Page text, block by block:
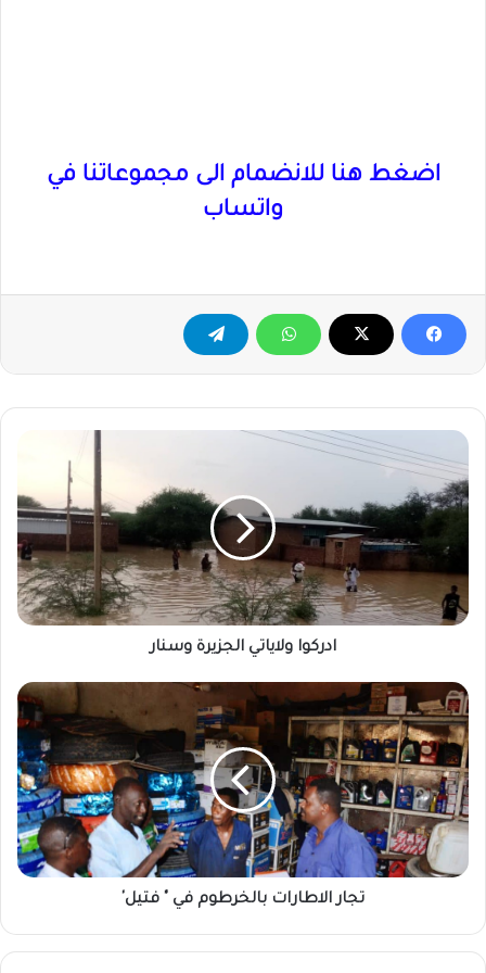
اضغط هنا للانضمام الى مجموعاتنا في
واتساب
ادركوا
ولاياتي
الجزيرة
وسنار
ادركوا ولاياتي الجزيرة وسنار
تجار
الاطارات
بالخرطوم
في
"
فتيل'
تجار الاطارات بالخرطوم في " فتيل'